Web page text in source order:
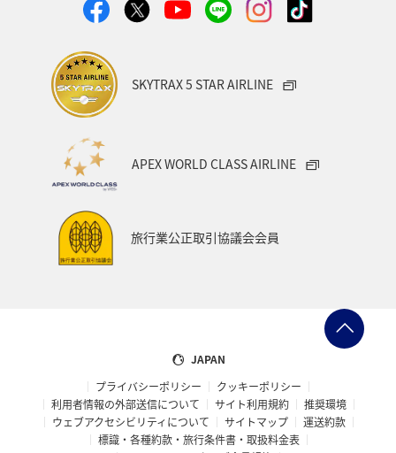
アオリイカ 宮崎県 マダイ 大分県
イワナ 秋田県
群馬県 マイルを貯める
和歌山県
千葉県 アマゴ
岐阜県 ワーケーション
ANAのふるさと納税
京都府
マイルを使う 岩手県 島根県 山梨県
広島県 世界遺産 ANA CA's Note 埼玉県
SKYTRAX 5 STAR AIRLINE
APEX WORLD CLASS AIRLINE
旅行業公正取引協議会会員
JAPAN
プライバシーポリシー
クッキーポリシー
利用者情報の外部送信について
サイト利用規約
推奨環境
ウェブアクセシビリティについて
サイトマップ
運送約款
標識・各種約款・旅行条件書・取扱料金表